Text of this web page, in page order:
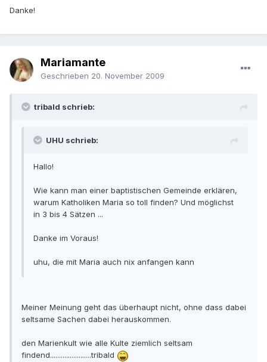
Danke!
Mariamante
Geschrieben 20. November 2009
tribald schrieb:
UHU schrieb:
Hallo!
Wie kann man einer baptistischen Gemeinde erklären,
warum Katholiken Maria so toll finden? Und möglichst
in 3 bis 4 Sätzen ...
Danke im Voraus!
uhu, die mit Maria auch nix anfangen kann
Meiner Meinung geht das überhaupt nicht, ohne dass dabei
seltsame Sachen dabei herauskommen.
den Marienkult wie alle Kulte ziemlich seltsam
findend.......................tribald